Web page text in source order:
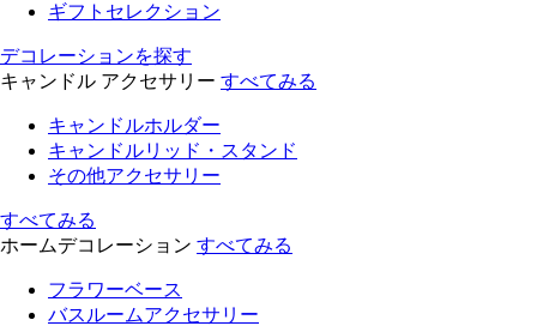
ギフトセレクション
デコレーションを探す
キャンドル アクセサリー すべてみる
キャンドルホルダー
キャンドルリッド・スタンド
その他アクセサリー
すべてみる
ホームデコレーション すべてみる
フラワーベース
バスルームアクセサリー